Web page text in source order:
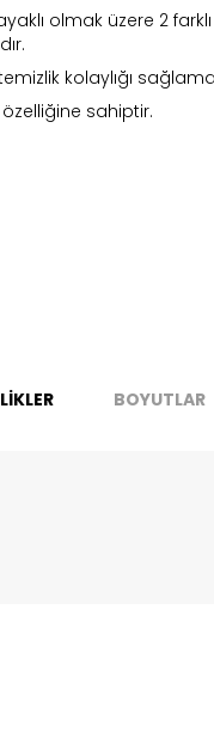
might be
olmak üzere 2
kolaylığı
sahiptir.
BOYUTLAR
Bu ürün